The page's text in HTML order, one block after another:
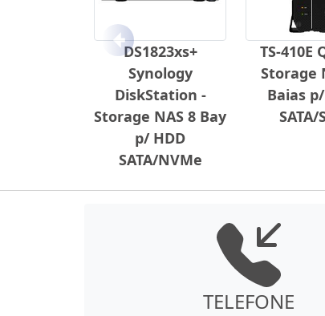
DS1823xs+
Synology
DiskStation -
Storage NAS 8 Bay
p/ HDD
SATA/NVMe
TS-410E
Storage
Baias
SATA/
Anterior
TELEFONE